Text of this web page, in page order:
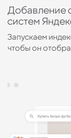
Добавление
систем
Запускаем
чтобы он